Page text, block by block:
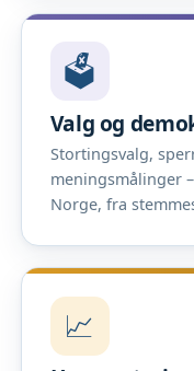
🗳️
Valg og
Stortingsvalg,
meningsmålinger
Norge, fra
📈